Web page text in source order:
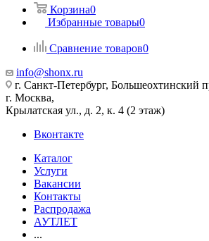
Корзина0
Избранные товары0
Сравнение товаров0
info@shonx.ru
г. Санкт-Петербург, Большеохтинский
г. Москва,
Крылатская ул., д. 2, к. 4 (2 этаж)
Вконтакте
Каталог
Услуги
Вакансии
Контакты
Распродажа
АУТЛЕТ
...